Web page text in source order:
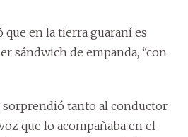
que en la tierra guaraní es
sándwich de empanda, “con
sorprendió tanto al conductor
que lo acompañaba en el